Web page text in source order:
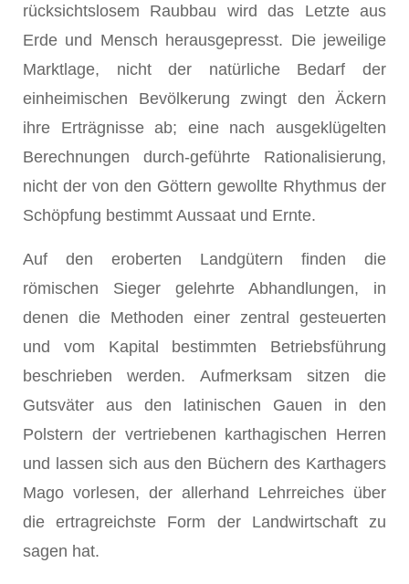
rücksichtslosem Raubbau wird das Letzte aus
Erde und Mensch herausgepresst. Die jeweilige
Marktlage, nicht der natürliche Bedarf der
einheimischen Bevölkerung zwingt den Äckern
ihre Erträgnisse ab; eine nach ausgeklügelten
Berechnungen durch-geführte Rationalisierung,
nicht der von den Göttern gewollte Rhythmus der
Schöpfung bestimmt Aussaat und Ernte.
Auf den eroberten Landgütern finden die
römischen Sieger gelehrte Abhandlungen, in
denen die Methoden einer zentral gesteuerten
und vom Kapital bestimmten Betriebsführung
beschrieben werden. Aufmerksam sitzen die
Gutsväter aus den latinischen Gauen in den
Polstern der vertriebenen karthagischen Herren
und lassen sich aus den Büchern des Karthagers
Mago vorlesen, der allerhand Lehrreiches über
die ertragreichste Form der Landwirtschaft zu
sagen hat.